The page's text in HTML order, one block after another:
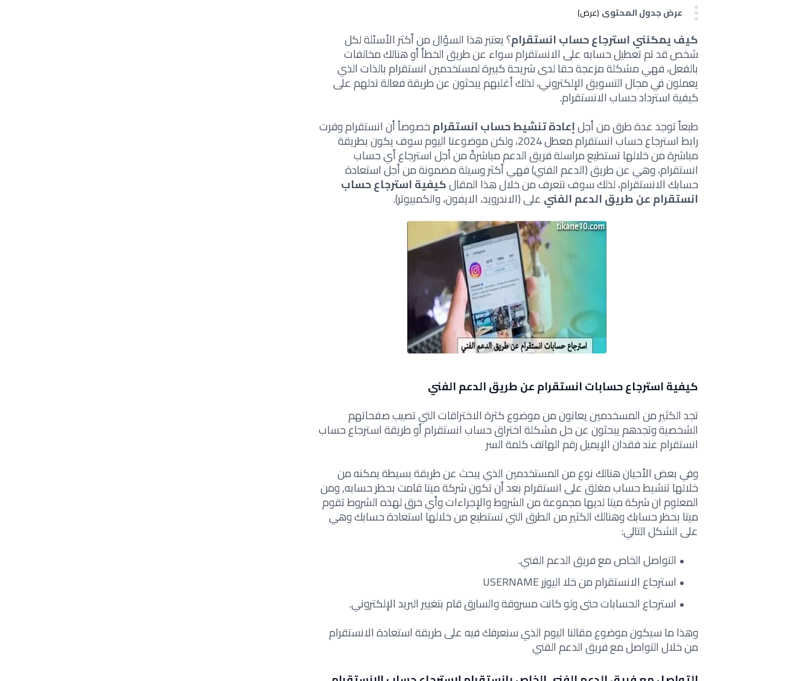
عرض جدول المحتوى (عرض)
كيف يمكنني استرجاع حساب انستقرام؟ يعتبر هذا السؤال من أكثر الأسئلة لكل
شخص قد تم تعطيل حسابه على الانستقرام سواء عن طريق الخطأ أو هنالك مخالفات
بالفعل، فهي مشكلة مزعجة حقا لدى شريحة كبيرة لمستخدمين انستقرام بالذات الذي
يعملون في مجال التسويق الإلكتروني، لذلك أغلبهم يبحثون عن طريقة فعالة تدلهم على
كيفية استرداد حساب الانستقرام.
طبعاً توجد عدة طرق من أجلإعادة تنشيط حساب انستقرامخصوصاً أن انستقرام وفرت
رابط استرجاع حساب انستقرام معطل 2024، ولكن موضوعنا اليوم سوف يكون بطريقة
مباشرة من خلالها تستطيع مراسلة فريق الدعم مباشرةً من أجل استرجاع أي حساب
انستقرام، وهي عن طريق (الدعم الفني) فهي أكثر وسيلة مضمونة من أجل استعادة
حسابك الانستقرام، لذلك سوف نتعرف من خلال هذا المقالكيفية استرجاع حساب
انستقرام عن طريق الدعم الفني على (الاندرويد، الايفون، والكمبيوتر).
كيفية استرجاع حسابات انستقرام عن طريق الدعم الفني
تجد الكثير من المسخدمين يعانون من موضوع كثرة الاختراقات التي تصيب صفحاتهم
الشخصية وتجدهم يبحثون عن حل مشكلة اختراق حساب انستقرام أو طريقة استرجاع حساب
انستقرام عند فقدان الإيميل رقم الهاتف كلمة السر
وفي بعض الأحيان هنالك نوع من المستخدمين الذي يبحث عن طريقة بسيطة يمكنه من
خلالها تنشيط حساب مغلق على انستقرام بعد أن تكون شركة ميتا قامت بحظر حسابه, ومن
المعلوم ان شركة ميتا لديها مجموعة من الشروط والإجراءات وأي خرق لهذه الشروط تقوم
ميتا بحظر حسابك وهنالك الكثير من الطرق التي تستطيع من خلالها استعادة حسابك وهي
على الشكل التالي:
التواصل الخاص مع فريق الدعم الفني.
استرجاع الانستقرام من خلا اليوزر USERNAME
استرجاع الحسابات حتى ولو كانت مسروقة والسارق قام بتغيير البريد الإلكتروني.
وهذا ما سيكون موضوع مقالنا اليوم الذي سنعرفك فيه على طريقة استعادة الانستقرام
من خلال التواصل مع فريق الدعم الفني